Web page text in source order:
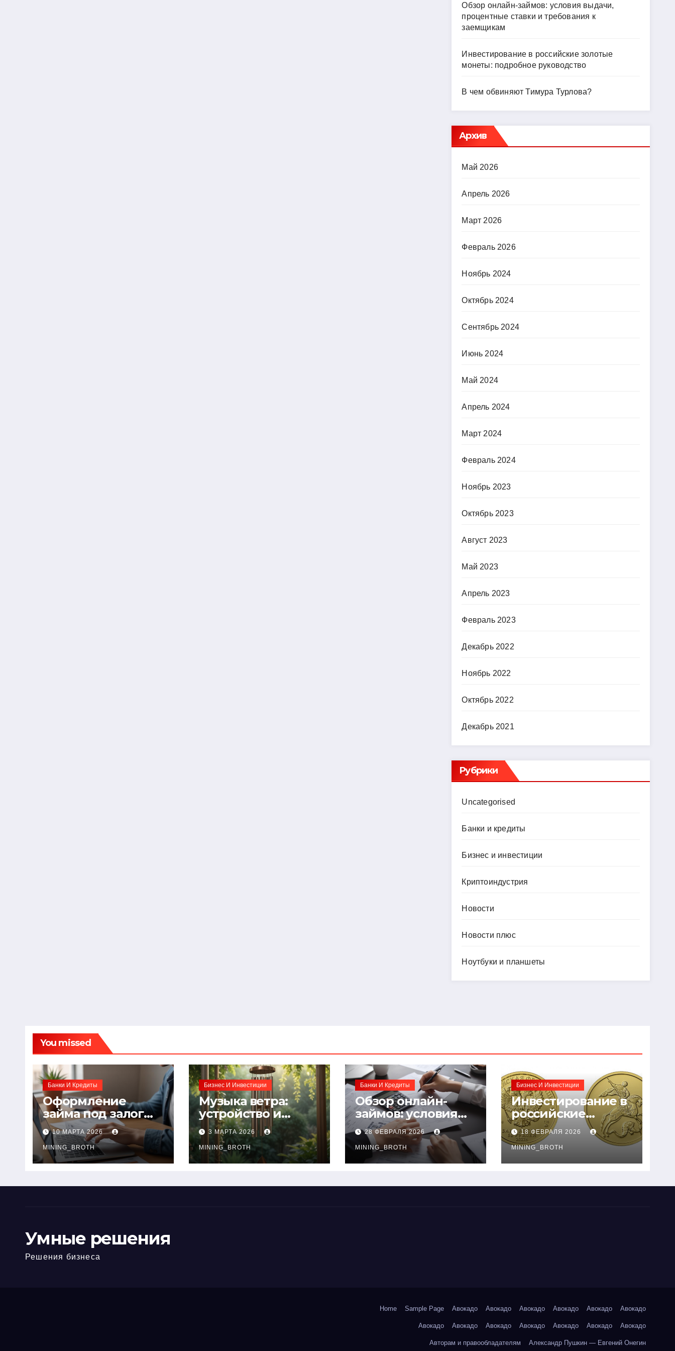
Обзор онлайн-займов: условия выдачи,
процентные ставки и требования к
заемщикам
Инвестирование в российские золотые
монеты: подробное руководство
В чем обвиняют Тимура Турлова?
Архив
Май 2026
Апрель 2026
Март 2026
Февраль 2026
Ноябрь 2024
Октябрь 2024
Сентябрь 2024
Июнь 2024
Май 2024
Апрель 2024
Март 2024
Февраль 2024
Ноябрь 2023
Октябрь 2023
Август 2023
Май 2023
Апрель 2023
Февраль 2023
Декабрь 2022
Ноябрь 2022
Октябрь 2022
Декабрь 2021
Рубрики
Uncategorised
Банки и кредиты
Бизнес и инвестиции
Криптоиндустрия
Новости
Новости плюс
Ноутбуки и планшеты
You missed
Банки И Кредиты
Оформление
займа под залог
ПТС онлайн на
карту без визита в
офис: порядок,
требования и
10 МАРТА 2026
MINING_BROTH
Бизнес И Инвестиции
Музыка ветра:
устройство и
принципы
звучания
колокольчиков
3 МАРТА 2026
MINING_BROTH
Банки И Кредиты
Обзор онлайн-
займов: условия
выдачи,
процентные
ставки и
требования к
28 ФЕВРАЛЯ 2026
MINING_BROTH
Бизнес И Инвестиции
Инвестирование в
российские
золотые монеты:
подробное
руководство
18 ФЕВРАЛЯ 2026
MINING_BROTH
Умные решения
Решения бизнеса
Home Sample Page Авокадо Авокадо Авокадо Авокадо Авокадо Авокадо
Авокадо Авокадо Авокадо Авокадо Авокадо Авокадо Авокадо
Авторам и правообладателям Александр Пушкин — Евгений Онегин